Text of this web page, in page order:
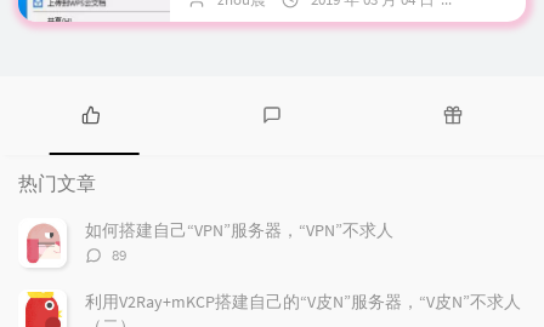
热
门
文
章
论
热门文章
如何搭建自己“VPN”服务器，“VPN”不求人
评
数：
89
利用V2Ray+mKCP搭建自己的“V皮N”服务器，“V皮N”不求人